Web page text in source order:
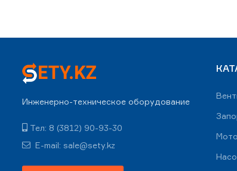
Инженерно-техническое оборудование
Тел: 8 (3812) 90-93-30
E-mail: sale@sety.kz